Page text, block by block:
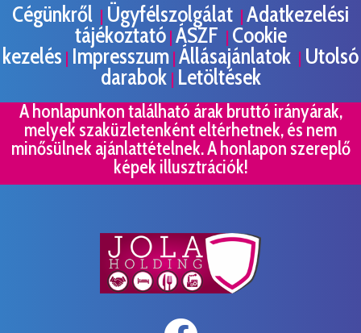
Cégünkről | Ügyfélszolgálat | Adatkezelési
tájékoztató| ÁSZF | Cookie
kezelés | Impresszum | Állásajánlatok | Utolsó
darabok | Letöltések
A honlapunkon található árak bruttó irányárak,
melyek szaküzletenként eltérhetnek, és nem
minősülnek ajánlattételnek. A honlapon szereplő
képek illusztrációk!